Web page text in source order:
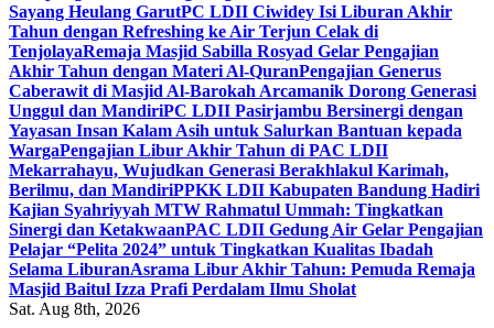
Sayang Heulang GarutPC LDII Ciwidey Isi Liburan Akhir
Tahun dengan Refreshing ke Air Terjun Celak di
TenjolayaRemaja Masjid Sabilla Rosyad Gelar Pengajian
Akhir Tahun dengan Materi Al-QuranPengajian Generus
Caberawit di Masjid Al-Barokah Arcamanik Dorong Generasi
Unggul dan MandiriPC LDII Pasirjambu Bersinergi dengan
Yayasan Insan Kalam Asih untuk Salurkan Bantuan kepada
WargaPengajian Libur Akhir Tahun di PAC LDII
Mekarrahayu, Wujudkan Generasi Berakhlakul Karimah,
Berilmu, dan MandiriPPKK LDII Kabupaten Bandung Hadiri
Kajian Syahriyyah MTW Rahmatul Ummah: Tingkatkan
Sinergi dan KetakwaanPAC LDII Gedung Air Gelar Pengajian
Pelajar “Pelita 2024” untuk Tingkatkan Kualitas Ibadah
Selama LiburanAsrama Libur Akhir Tahun: Pemuda Remaja
Masjid Baitul Izza Prafi Perdalam Ilmu Sholat
Sat. Aug 8th, 2026